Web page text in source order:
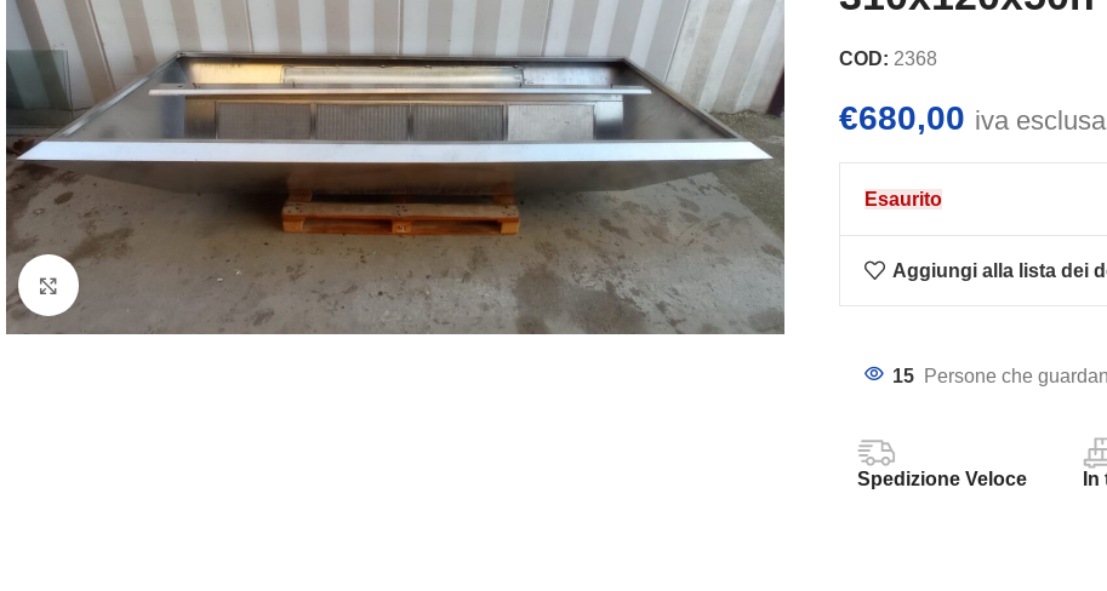
Clicca per ingrandire
COD: 2368
€680,00 iva esclusa
Esaurito
Aggiungi alla lista dei
15 Persone che
Spedizione Veloce